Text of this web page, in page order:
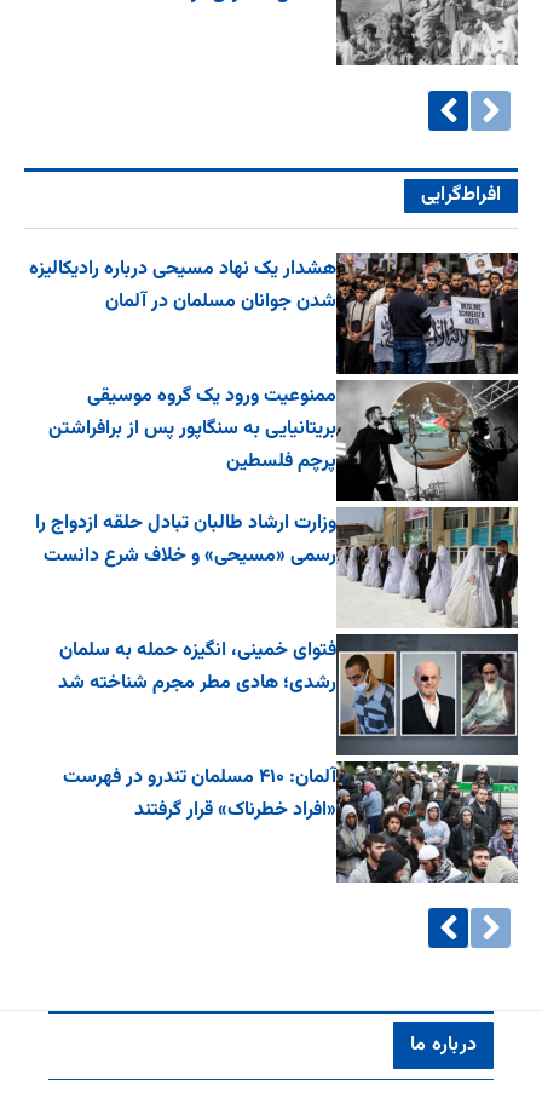
افراط‌گرایی
هشدار یک نهاد مسیحی درباره رادیکالیزه
شدن جوانان مسلمان در آلمان
ممنوعیت ورود یک گروه موسیقی
بریتانیایی به سنگاپور پس از برافراشتن
پرچم فلسطین
وزارت ارشاد طالبان تبادل حلقه ازدواج را
رسمی «مسیحی» و خلاف شرع دانست
فتوای خمینی، انگیزه حمله به سلمان
رشدی؛ هادی مطر مجرم شناخته شد
آلمان: ۴۱۰ مسلمان تندرو در فهرست
«افراد خطرناک» قرار گرفتند
درباره ما